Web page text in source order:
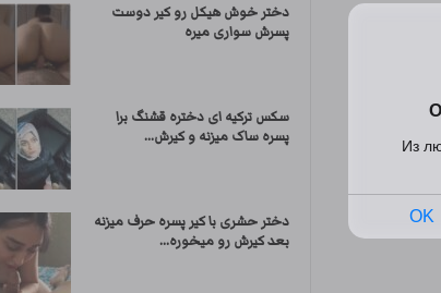
دختر خوش هیکل رو کیر دوست
پسرش سواری میره
سکس ترکیه ای دختره قشنگ برا
پسره ساک میزنه و کیرش...
دختر حشری با کیر پسره حرف میزنه
بعد کیرش رو میخوره...